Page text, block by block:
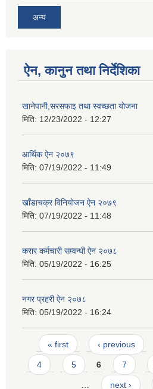
अन्य
ऐन, कानुन तथा निर्देशिका
खानेपानी,सरसफाइ तथा स्वच्छता याेजना
मिति: 12/23/2022 - 12:27
आर्थिक ऐन २०७९
मिति: 07/19/2022 - 11:49
खाँडाचक्र विनियाेजन ऐन २०७९
मिति: 07/19/2022 - 11:48
करार कर्मचारी सम्वन्धी ऐन २०७८
मिति: 05/19/2022 - 16:25
नगर प्रहरी ऐन २०७८
मिति: 05/19/2022 - 16:24
Pages
« first ‹ previous
4 5 6 7
… next ›